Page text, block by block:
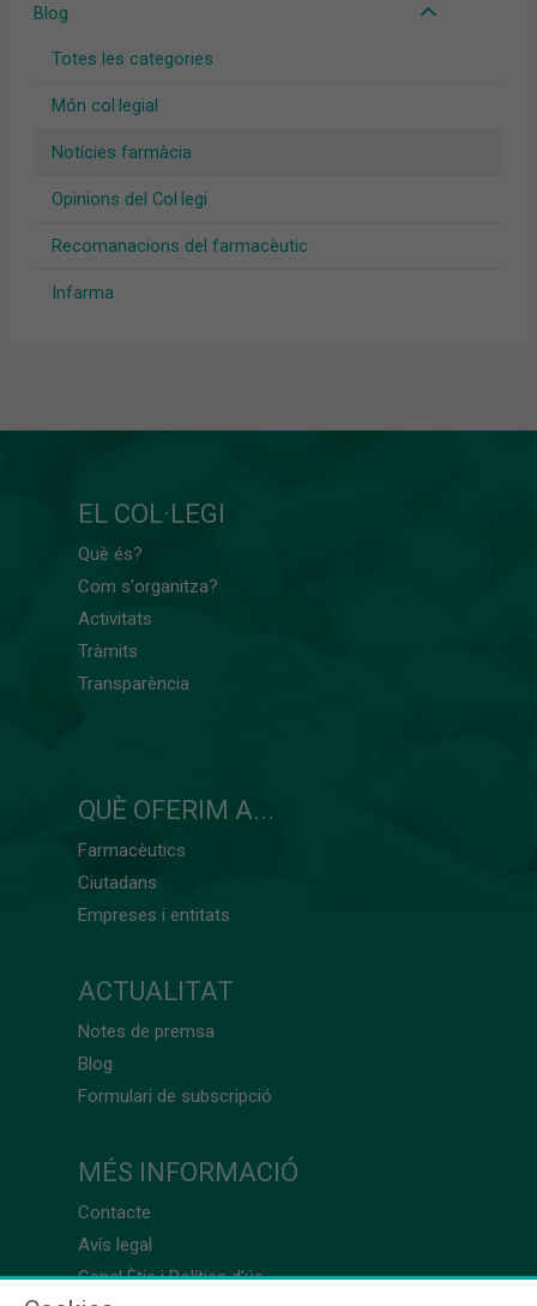
Blog
Totes les categories
Món col·legial
Notícies farmàcia
Opinions del Col·legi
Recomanacions del farmacèutic
Infarma
EL COL·LEGI
Què és?
Com s'organitza?
Activitats
Tràmits
Transparència
QUÈ OFERIM A...
Farmacèutics
Ciutadans
Empreses i entitats
ACTUALITAT
Notes de premsa
Blog
Formulari de subscripció
MÉS INFORMACIÓ
Contacte
Avís legal
Canal Ètic i Política d’ús